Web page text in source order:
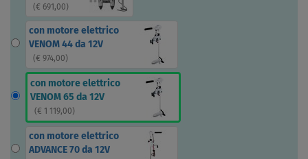
( € 691,00)
con motore elettrico
VENOM 44 da 12V
( € 974,00)
con motore elettrico
VENOM 65 da 12V
( € 1 119,00)
con motore elettrico
ADVANCE 70 da 12V